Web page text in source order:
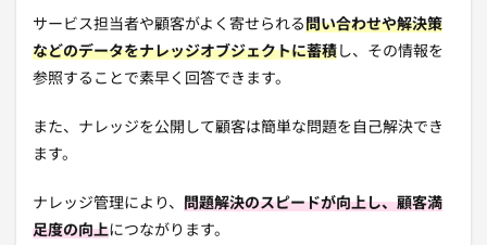
サービス担当者や顧客がよく寄せられる問い合わせや解決策
などのデータをナレッジオブジェクトに蓄積 し、その情報を
参照することで素早く回答できます。
また、ナレッジを公開して顧客は簡単な問題を自己解決でき
ます。
ナレッジ管理により、 問題解決のスピードが向上し、顧客満
足度の向上につながります。